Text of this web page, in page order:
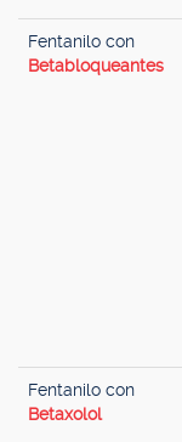
Fentanilo con
Betabloqueantes
Fentanilo con
Betaxolol